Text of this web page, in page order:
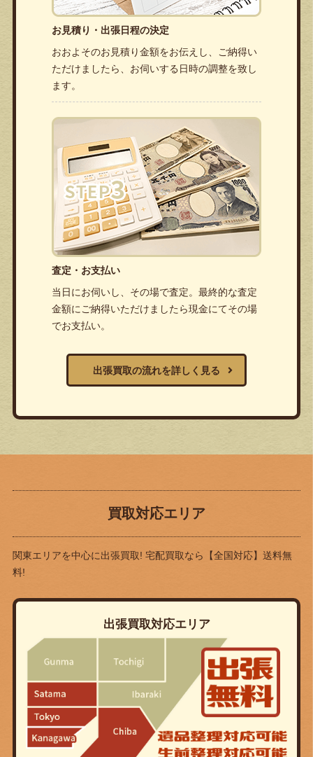
お見積り・出張日程の決定
おおよそのお見積り金額をお伝えし、ご納得い
ただけましたら、お伺いする日時の調整を致し
ます。
査定・お支払い
当日にお伺いし、その場で査定。最終的な査定
金額にご納得いただけましたら現金にてその場
でお支払い。
出張買取の流れを詳しく見る
買取対応エリア
関東エリアを中心に出張買取! 宅配買取なら
【全国対応】送料無
料!
出張買取対応エリア